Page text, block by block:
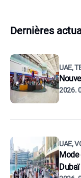
Dernières
UAE,
2026.
UAE,
Mode
Dubaï